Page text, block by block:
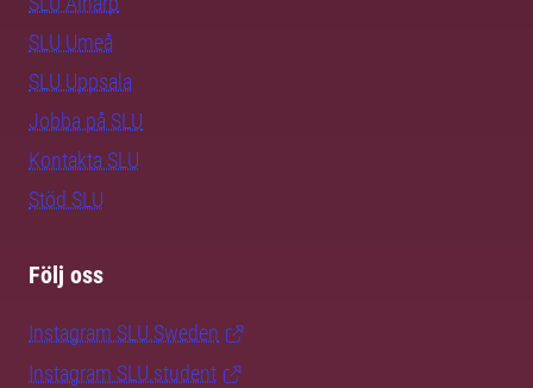
SLU Umeå
SLU Uppsala
Jobba på SLU
Kontakta SLU
Stöd SLU
Följ oss
Instagram SLU.Sweden
Instagram SLU.student